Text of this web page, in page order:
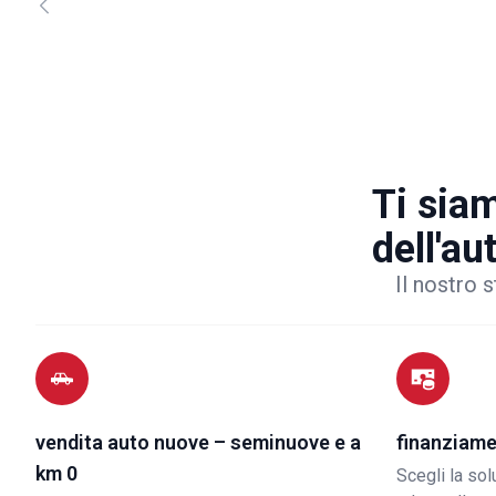
Ti
Il nostro
vendita auto nuove – seminuove e a
km 0
Scegli la